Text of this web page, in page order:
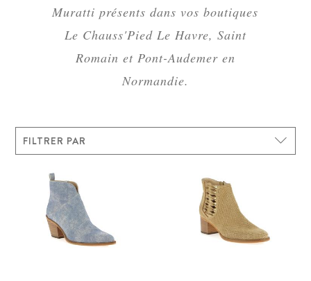
Muratti présents dans vos boutiques
Le Chauss'Pied Le Havre, Saint
Romain et Pont-Audemer en
Normandie.
FILTRER PAR
Filtre actif = muratti
SÉLÉCTIONS